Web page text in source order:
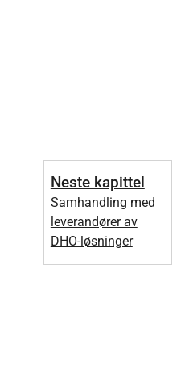
Neste kapittel
Samhandling med
leverandører av
DHO-løsninger